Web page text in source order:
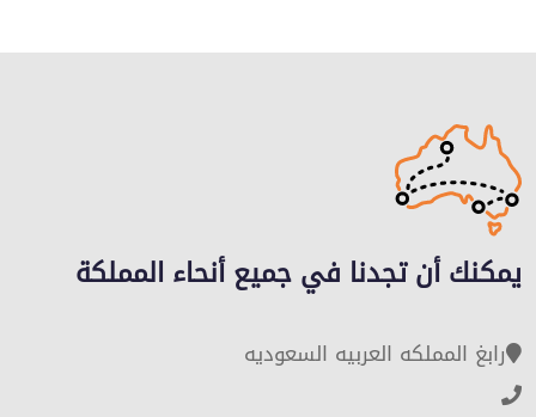
يمكنك أن تجدنا في جميع أنحاء المملكة
رابغ المملكه العربيه السعوديه